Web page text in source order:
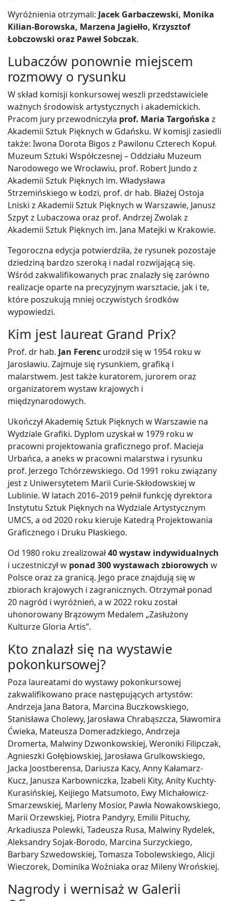
Wyróżnienia otrzymali: Jacek Garbaczewski, Monika
Kilian-Borowska, Marzena Jagiełło, Krzysztof
Łobczowski oraz Paweł Sobczak.
Lubaczów ponownie miejscem
rozmowy o rysunku
W skład komisji konkursowej weszli przedstawiciele
ważnych środowisk artystycznych i akademickich.
Pracom jury przewodniczyła prof. Maria Targońska z
Akademii Sztuk Pięknych w Gdańsku. W komisji zasiedli
także: Iwona Dorota Bigos z Pawilonu Czterech Kopuł.
Muzeum Sztuki Współczesnej – Oddziału Muzeum
Narodowego we Wrocławiu, prof. Robert Jundo z
Akademii Sztuk Pięknych im. Władysława
Strzemińskiego w Łodzi, prof. dr hab. Błażej Ostoja
Lniski z Akademii Sztuk Pięknych w Warszawie, Janusz
Szpyt z Lubaczowa oraz prof. Andrzej Zwolak z
Akademii Sztuk Pięknych im. Jana Matejki w Krakowie.
Tegoroczna edycja potwierdziła, że rysunek pozostaje
dziedziną bardzo szeroką i nadal rozwijającą się.
Wśród zakwalifikowanych prac znalazły się zarówno
realizacje oparte na precyzyjnym warsztacie, jak i te,
które poszukują mniej oczywistych środków
wypowiedzi.
Kim jest laureat Grand Prix?
Prof. dr hab. Jan Ferenc urodził się w 1954 roku w
Jarosławiu. Zajmuje się rysunkiem, grafiką i
malarstwem. Jest także kuratorem, jurorem oraz
organizatorem wystaw krajowych i
międzynarodowych.
Ukończył Akademię Sztuk Pięknych w Warszawie na
Wydziale Grafiki. Dyplom uzyskał w 1979 roku w
pracowni projektowania graficznego prof. Macieja
Urbańca, a aneks w pracowni malarstwa i rysunku
prof. Jerzego Tchórzewskiego. Od 1991 roku związany
jest z Uniwersytetem Marii Curie-Skłodowskiej w
Lublinie. W latach 2016–2019 pełnił funkcję dyrektora
Instytutu Sztuk Pięknych na Wydziale Artystycznym
UMCS, a od 2020 roku kieruje Katedrą Projektowania
Graficznego i Druku Płaskiego.
Od 1980 roku zrealizował40 wystaw indywidualnych
i uczestniczył w ponad 300 wystawach zbiorowych w
Polsce oraz za granicą. Jego prace znajdują się w
zbiorach krajowych i zagranicznych. Otrzymał ponad
20 nagród i wyróżnień, a w 2022 roku został
uhonorowany Brązowym Medalem „Zasłużony
Kulturze Gloria Artis”.
Kto znalazł się na wystawie
pokonkursowej?
Poza laureatami do wystawy pokonkursowej
zakwalifikowano prace następujących artystów:
Andrzeja Jana Batora, Marcina Buczkowskiego,
Stanisława Cholewy, Jarosława Chrabąszcza, Sławomira
Ćwieka, Mateusza Domeradzkiego, Andrzeja
Dromerta, Malwiny Dzwonkowskiej, Weroniki Filipczak,
Agnieszki Gołębiowskiej, Jarosława Grulkowskiego,
Jacka Joostberensa, Dariusza Kacy, Anny Kałamarz-
Kucz, Janusza Karbowniczka, Izabeli Kity, Anity Kuchty-
Kurasińskiej, Keijiego Matsumoto, Ewy Michałowicz-
Smarzewskiej, Marleny Mosior, Pawła Nowakowskiego,
Marii Orzewskiej, Piotra Pandyry, Emilii Pituchy,
Arkadiusza Polewki, Tadeusza Rusa, Malwiny Rydelek,
Aleksandry Sojak-Borodo, Marcina Surzyckiego,
Barbary Szwedowskiej, Tomasza Tobolewskiego, Alicji
Wieczorek, Dominika Woźniaka oraz Mileny Wrońskiej.
Nagrody i wernisaż w Galerii